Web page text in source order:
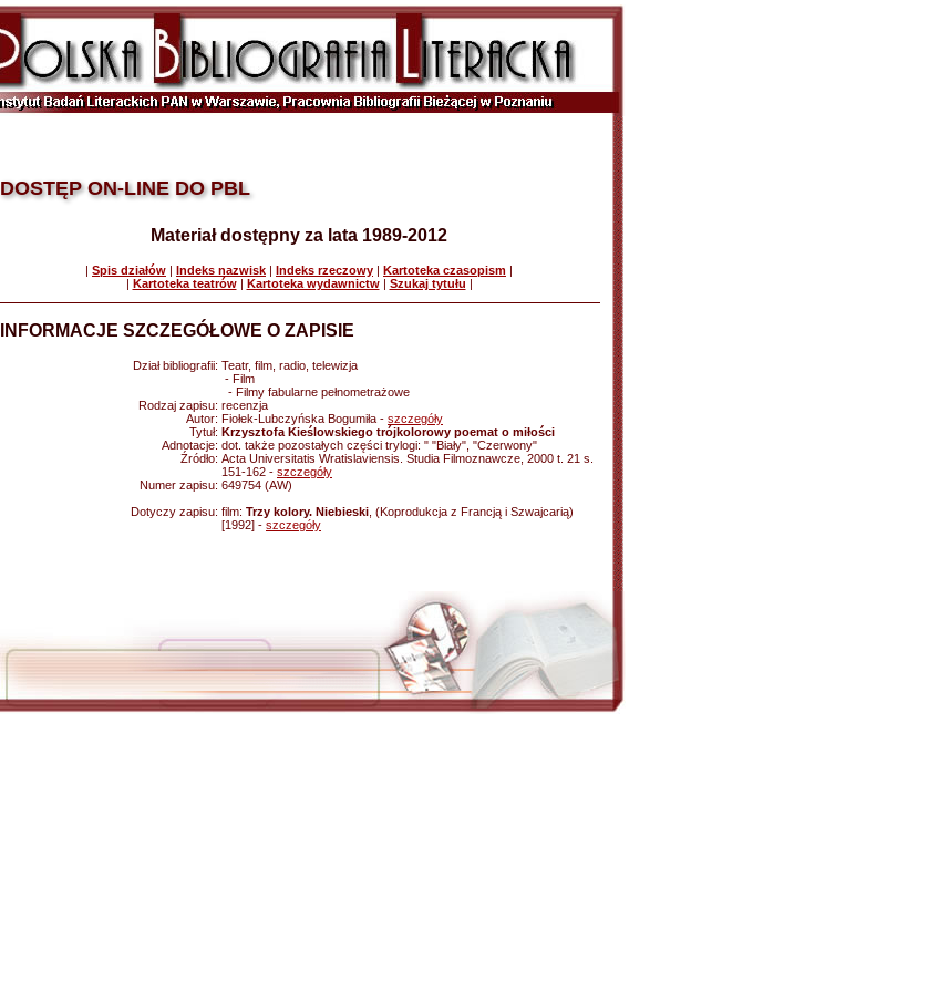
DOSTĘP ON-LINE DO PBL
Materiał dostępny za lata 1989-2012
| Spis działów | Indeks nazwisk | Indeks rzeczowy | Kartoteka czasopism |
| Kartoteka teatrów| Kartoteka wydawnictw| Szukaj tytułu |
INFORMACJE SZCZEGÓŁOWE O ZAPISIE
Dział bibliografii: Teatr, film, radio, telewizja
- Film
- Filmy fabularne pełnometrażowe
Rodzaj zapisu: recenzja
Autor: Fiołek-Lubczyńska Bogumiła - szczegóły
Tytuł: Krzysztofa Kieślowskiego trójkolorowy poemat o miłości
Adnotacje: dot. także pozostałych części trylogi: " "Biały", "Czerwony"
Źródło: Acta Universitatis Wratislaviensis. Studia Filmoznawcze, 2000 t. 21 s.
151-162 - szczegóły
Numer zapisu: 649754 (AW)
Dotyczy zapisu: film: Trzy kolory. Niebieski , (Koprodukcja z Francją i Szwajcarią)
[1992] - szczegóły